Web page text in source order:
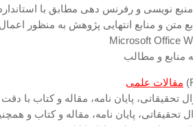
نویسی و رفرنس دهی مطابق با
متن و منابع انتهایی پژوهش به منظور
منابع و مطالب
مقالات علمی
تحقیقاتی، پایان نامه، مقاله و کتاب با
تحقیقاتی، پایان نامه، مقاله و کتاب و